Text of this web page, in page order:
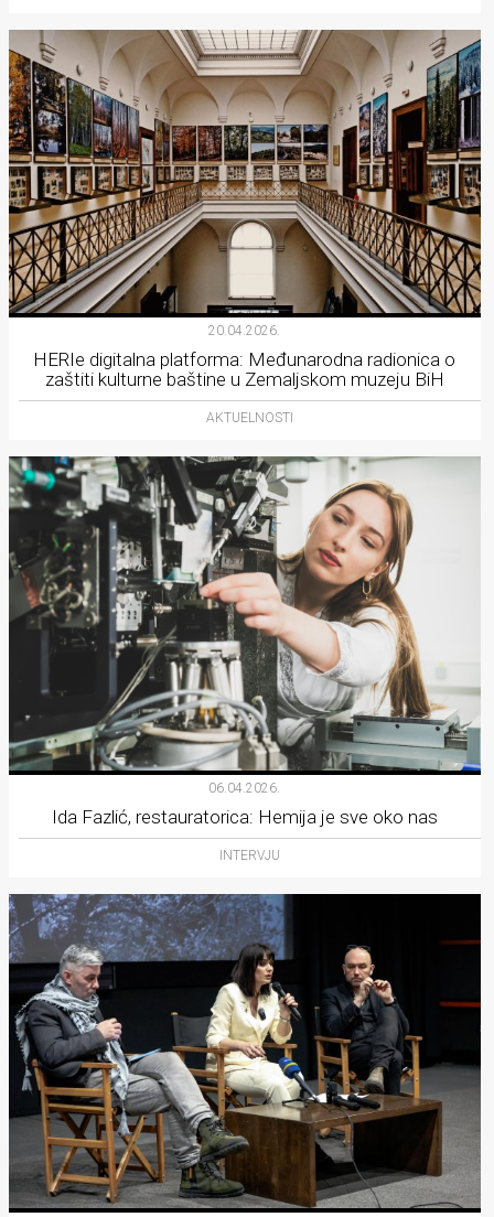
20.04.2026.
HERIe digitalna platforma: Međunarodna radionica o
zaštiti kulturne baštine u Zemaljskom muzeju BiH
AKTUELNOSTI
06.04.2026.
Ida Fazlić, restauratorica: Hemija je sve oko nas
INTERVJU